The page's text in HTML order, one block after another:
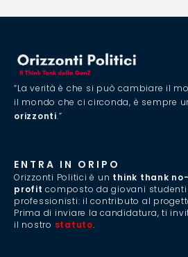
“La verità è che si può cambiare il
il mondo che ci circonda, è sempre
orizzonti.”
ENTRA IN ORIPO
Orizzonti Politici è un think thank no-
profit composto da giovani studenti
professionisti: il contributo al
Prima di inviare la candidatura, ti
il nostro statuto.